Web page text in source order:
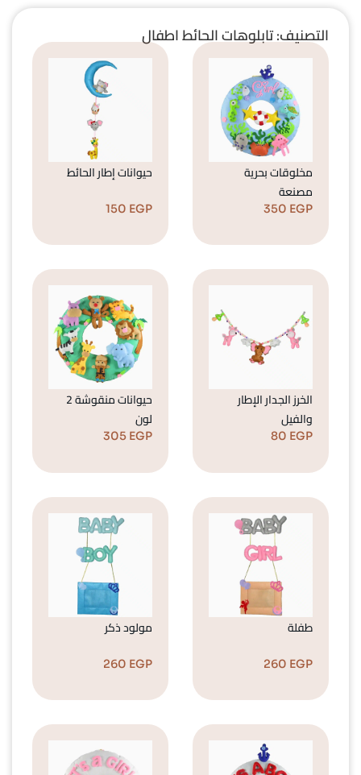
التصنيف: تابلوهات الحائط اطفال
مخلوقات بحرية
مصنعة
350 EGP
حيوانات إطار الحائط
150 EGP
الخرز الجدار الإطار
والفيل
80 EGP
حيوانات منقوشة 2
لون
305 EGP
طفلة
260 EGP
مولود ذكر
260 EGP